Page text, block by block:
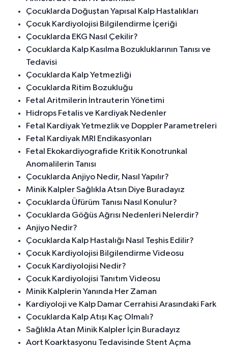
Çocuklarda Doğuştan Yapısal Kalp Hastalıkları
Çocuk Kardiyolojisi Bilgilendirme İçeriği
Çocuklarda EKG Nasıl Çekilir?
Çocuklarda Kalp Kasılma Bozukluklarının Tanısı ve
Tedavisi
Çocuklarda Kalp Yetmezliği
Çocuklarda Ritim Bozukluğu
Fetal Aritmilerin İntrauterin Yönetimi
Hidrops Fetalis ve Kardiyak Nedenler
Fetal Kardiyak Yetmezlik ve Doppler Parametreleri
Fetal Kardiyak MRI Endikasyonları
Fetal Ekokardiyografide Kritik Konotrunkal
Anomalilerin Tanısı
Çocuklarda Anjiyo Nedir, Nasıl Yapılır?
Minik Kalpler Sağlıkla Atsın Diye Buradayız
Çocuklarda Üfürüm Tanısı Nasıl Konulur?
Çocuklarda Göğüs Ağrısı Nedenleri Nelerdir?
Anjiyo Nedir?
Çocuklarda Kalp Hastalığı Nasıl Teşhis Edilir?
Çocuk Kardiyolojisi Bilgilendirme Videosu
Çocuk Kardiyolojisi Nedir?
Çocuk Kardiyolojisi Tanıtım Videosu
Minik Kalplerin Yanında Her Zaman
Kardiyoloji ve Kalp Damar Cerrahisi Arasındaki Fark
Çocuklarda Kalp Atışı Kaç Olmalı?
Sağlıkla Atan Minik Kalpler İçin Buradayız
Aort Koarktasyonu Tedavisinde Stent Açma